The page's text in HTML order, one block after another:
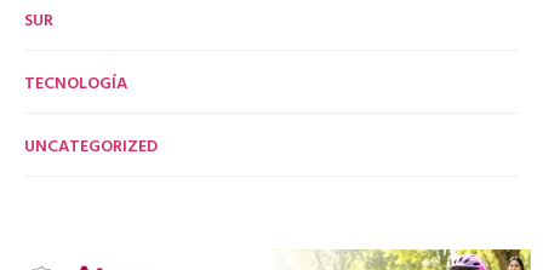
SUR
TECNOLOGÍA
UNCATEGORIZED